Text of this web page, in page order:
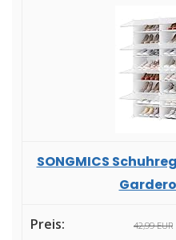
SONGMICS
42,99 EUR